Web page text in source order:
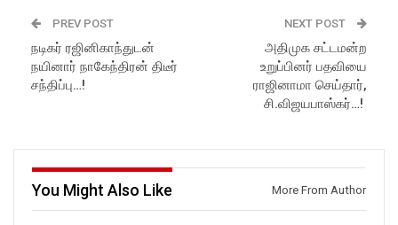
PREV POST
நடிகர் ரஜினிகாந்துடன்
நயினார் நாகேந்திரன் திடீர்
சந்திப்பு…!
NEXT POST
அதிமுக சட்டமன்ற
உறுப்பினர் பதவியை
ராஜினாமா செய்தார்,
சி.விஜயபாஸ்கர்…!
You Might Also Like More From Author